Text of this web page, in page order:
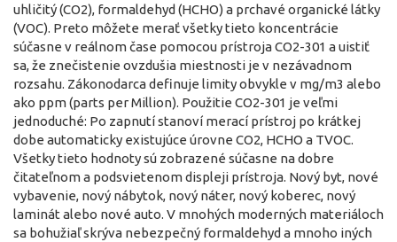
uhličitý (CO2), formaldehyd (HCHO) a prchavé organické látky
(VOC). Preto môžete merať všetky tieto koncentrácie
súčasne v reálnom čase pomocou prístroja CO2-301 a uistiť
sa, že znečistenie ovzdušia miestnosti je v nezávadnom
rozsahu. Zákonodarca definuje limity obvykle v mg/m3 alebo
ako ppm (parts per Million). Použitie CO2-301 je veľmi
jednoduché: Po zapnutí stanoví merací prístroj po krátkej
dobe automaticky existujúce úrovne CO2, HCHO a TVOC.
Všetky tieto hodnoty sú zobrazené súčasne na dobre
čitateľnom a podsvietenom displeji prístroja. Nový byt, nové
vybavenie, nový nábytok, nový náter, nový koberec, nový
laminát alebo nové auto. V mnohých moderných materiáloch
sa bohužiaľ skrýva nebezpečný formaldehyd a mnoho iných